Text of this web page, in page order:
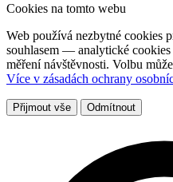
Cookies na tomto webu
Web používá nezbytné cookies
souhlasem — analytické
měření návštěvnosti. Volbu
Více v zásadách ochrany
Přijmout vše Odmítnout